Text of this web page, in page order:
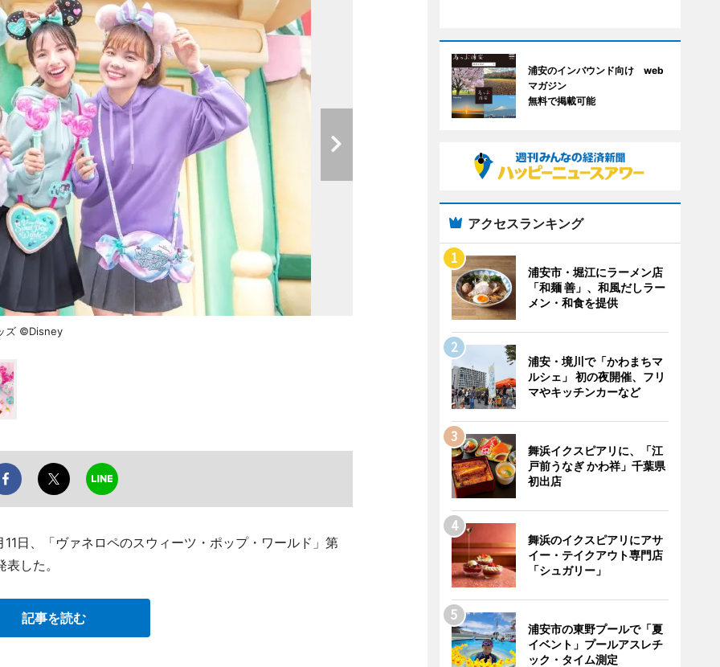
ズ ©Disney
日、「ヴァネロペのスウィーツ・ポップ・ワールド」第
した。
記事を読む
浦安のインバウンド向け web
マガジン
無料で掲載可能
アクセスランキング
浦安市・堀江にラーメン店
「和麺 善」、和風だしラー
メン・和食を提供
浦安・境川で「かわまちマ
ルシェ」 初の夜開催、フリ
マやキッチンカーなど
舞浜イクスピアリに、「江
戸前うなぎ かわ祥」千葉県
初出店
舞浜のイクスピアリにアサ
イー・テイクアウト専門店
「シュガリー」
浦安市の東野プールで「夏
イベント」プールアスレチ
ック・タイム測定